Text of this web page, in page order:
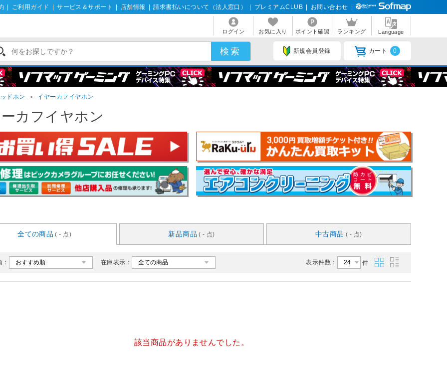
ご利用ガイド サービス＆サポート 店舗情報 請求書払いについて（法人窓口） プレミアムCLUB お問い合わせ
ログイン お気に入り ポイント確認 ランキング Language
新規会員登録 カート 0
ドホン ＞ イヤーカフイヤホン
カフイヤホン
全ての商品 ( - 点) 新品商品 ( - 点) 中古商品 ( - 点)
在庫表示： 表示件数： 件
該当商品がありませんでした。